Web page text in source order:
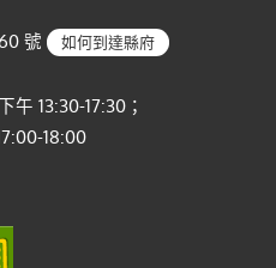
號 如何到達縣府
午 13:30-17:30；
18:00